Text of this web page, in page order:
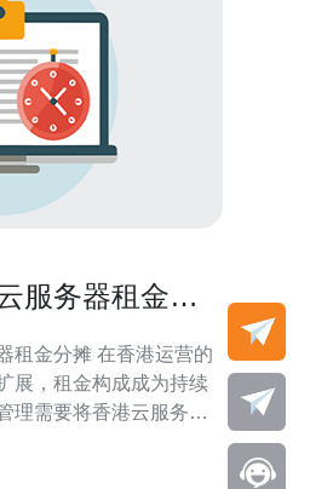
服务器租金分
在香港运营的
展，租金构成成为持续
理需要将香港云服务器